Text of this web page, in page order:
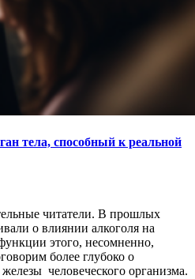
тела, способный к реальной
читатели. В прошлых
о влиянии алкоголя на
этого, несомненно,
более глубоко о
человеческого организма.